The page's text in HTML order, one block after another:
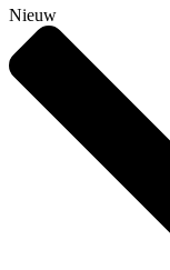
Nieuw